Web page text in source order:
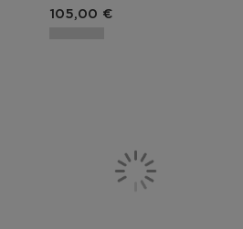
105,00 €